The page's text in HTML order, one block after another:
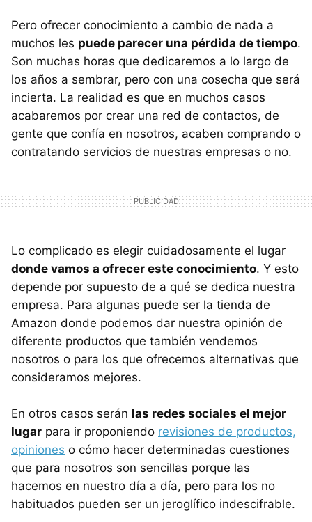
Pero ofrecer conocimiento a cambio de nada a
muchos les puede parecer una pérdida de tiempo.
Son muchas horas que dedicaremos a lo largo de
los años a sembrar, pero con una cosecha que será
incierta. La realidad es que en muchos casos
acabaremos por crear una red de contactos, de
gente que confía en nosotros, acaben comprando o
contratando servicios de nuestras empresas o no.
Lo complicado es elegir cuidadosamente el lugar
donde vamos a ofrecer este conocimiento. Y esto
depende por supuesto de a qué se dedica nuestra
empresa. Para algunas puede ser la tienda de
Amazon donde podemos dar nuestra opinión de
diferente productos que también vendemos
nosotros o para los que ofrecemos alternativas que
consideramos mejores.
En otros casos serán las redes sociales el mejor
lugar para ir proponiendo revisiones de productos,
opiniones o cómo hacer determinadas cuestiones
que para nosotros son sencillas porque las
hacemos en nuestro día a día, pero para los no
habituados pueden ser un jeroglífico indescifrable.